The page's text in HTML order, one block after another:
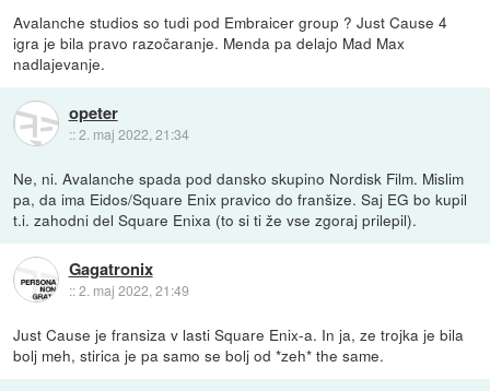
Avalanche studios so tudi pod Embraicer group ? Just Cause 4
igra je bila pravo razočaranje. Menda pa delajo Mad Max
nadlajevanje.
opeter
::2. maj 2022, 21:34
Ne, ni. Avalanche spada pod dansko skupino Nordisk Film. Mislim
pa, da ima Eidos/Square Enix pravico do franšize. Saj EG bo kupil
t.i. zahodni del Square Enixa (to si ti že vse zgoraj prilepil).
Gagatronix
::2. maj 2022, 21:49
Just Cause je fransiza v lasti Square Enix-a. In ja, ze trojka je bila
bolj meh, stirica je pa samo se bolj od *zeh* the same.